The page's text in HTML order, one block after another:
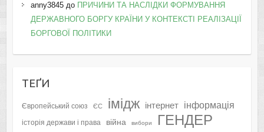
anny3845до ПРИЧИНИ ТА НАСЛІДКИ ФОРМУВАННЯ
ДЕРЖАВНОГО БОРГУ КРАЇНИ У КОНТЕКСТІ РЕАЛІЗАЦІЇ
БОРГОВОЇ ПОЛІТИКИ
ТЕҐИ
Європейський союз ЄС імідж інтернет інформація
історія держави і права війна вибори ГЕНДЕР